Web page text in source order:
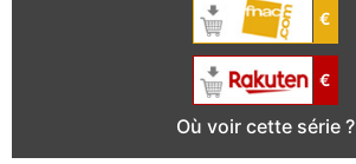
€
€
Où voir cette série ?